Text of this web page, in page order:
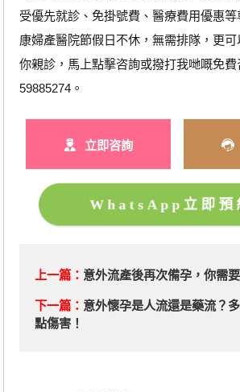
受優先就診、免掛號費、醫療費用優惠
康婦產醫院節假日不休，無需排隊，更
你親診，馬上點擊咨詢或撥打我哋嘅免
59885274。
立即咨詢
WhatsApp立即預
上一篇： 意外流產後再次備孕，你需
下一篇： 意外懷孕是人流還是藥流？
點傷害！